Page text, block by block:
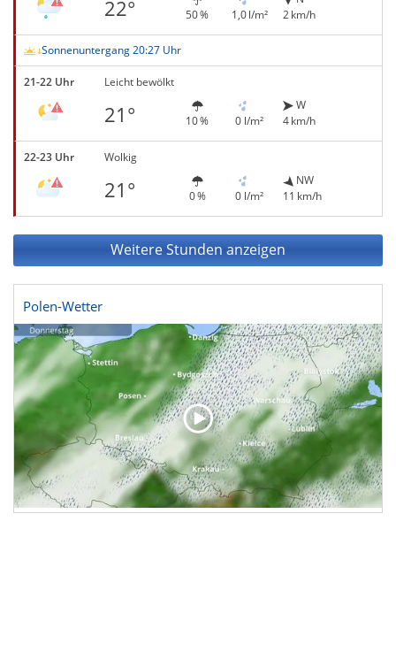
22° 50 % 1,0 l/m²
2 km/h
Sonnenuntergang 20:27 Uhr
21-22 Uhr Leicht bewölkt
21° 10 % 0 l/m²
W
4 km/h
22-23 Uhr Wolkig
21° 0 % 0 l/m²
NW
11 km/h
Weitere Stunden anzeigen
Polen-Wetter